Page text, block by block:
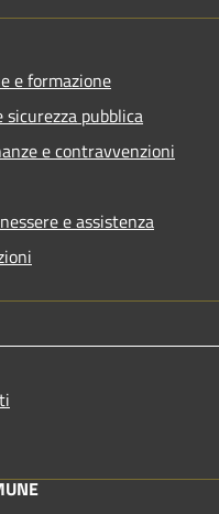
e formazione
sicurezza pubblica
e contravvenzioni
e assistenza